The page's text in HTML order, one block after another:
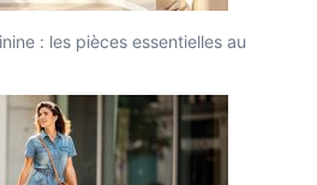
: les pièces essentielles au